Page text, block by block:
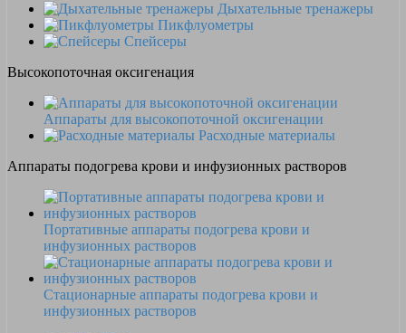
Дыхательные тренажеры
Пикфлуометры
Спейсеры
Высокопоточная оксигенация
Аппараты для высокопоточной оксигенации
Расходные материалы
Аппараты подогрева крови и инфузионных растворов
Портативные аппараты подогрева крови и
инфузионных растворов
Стационарные аппараты подогрева крови и
инфузионных растворов